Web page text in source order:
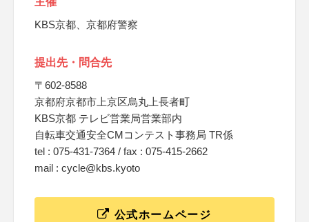
KBS京都、京都府警察
提出先・問合先
〒602-8588
京都府京都市上京区烏丸上長者町
KBS京都 テレビ営業局営業部内
自転車交通安全CMコンテスト事務局 TR係
tel : 075-431-7364 / fax : 075-415-2662
mail : cycle@kbs.kyoto
公式ホームページ